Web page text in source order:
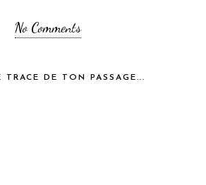
No Comments
TRACE DE TON PASSAGE...